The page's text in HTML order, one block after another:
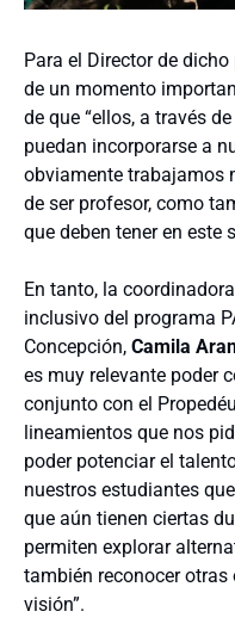
Para el Director de
de un momento
de que “ellos, a través
puedan incorporarse a
obviamente trabajamos
de ser profesor, como
que deben tener en este
En tanto, la
inclusivo del programa
Concepción, Camila
es muy relevante poder
conjunto con el
lineamientos que nos
poder potenciar el
nuestros estudiantes
que aún tienen ciertas
permiten explorar
también reconocer
visión”.